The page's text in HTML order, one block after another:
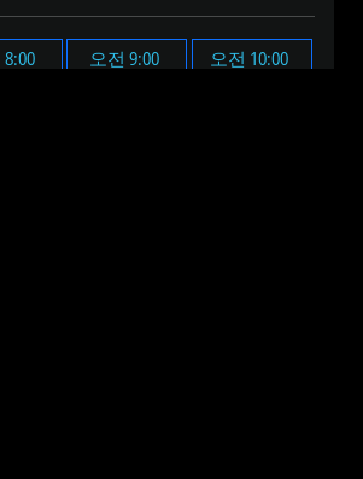
오전 9:00 오전 10:00